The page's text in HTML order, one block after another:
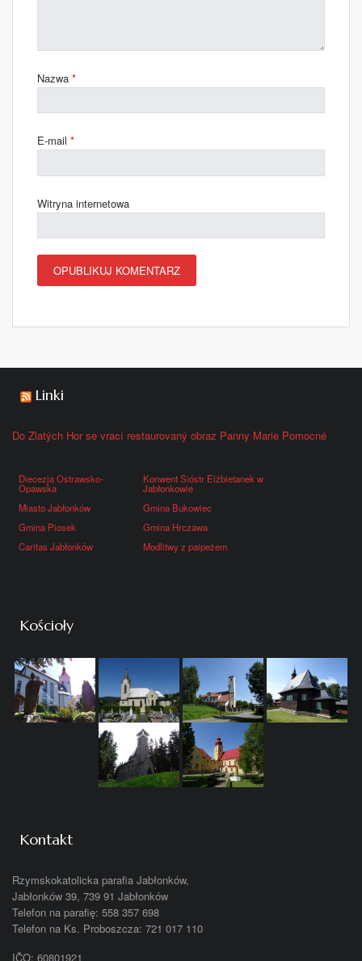
Nazwa *
E-mail *
Witryna internetowa
Linki
Do Zlatých Hor se vrací restaurovaný obraz Panny Marie Pomocné
Diecezja Ostrawsko-
Opawska
Konwent Sióstr Elżbietanek w
Jabłonkowie
Miasto Jabłonków
Gmina Bukowiec
Gmina Piosek
Gmina Hrczawa
Caritas Jabłonków
Modlitwy z paipeżem
Kościoły
Kontakt
Rzymskokatolicka parafia Jabłonków,
Jabłonków 39, 739 91 Jabłonków
Telefon na parafię: 558 357 698
Telefon na Ks. Proboszcza: 721 017 110
IČO: 60801921